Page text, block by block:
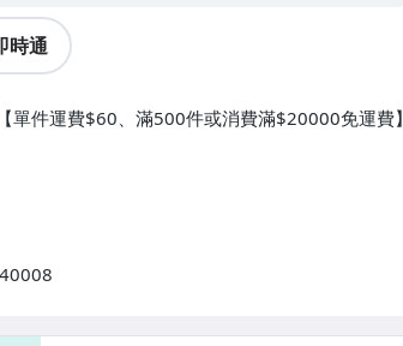
時通
單件運費$60、滿500件或消費滿$20000免運費】